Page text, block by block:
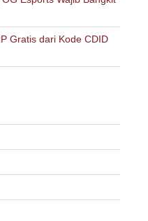
Gratis dari Kode CDID